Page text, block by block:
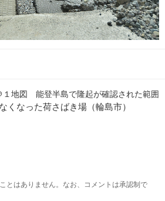
１地図 能登半島で隆起が確認された範囲
くなった荷さばき場（輪島市）
とはありません。なお、コメントは承認制で